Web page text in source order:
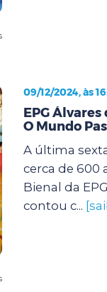
09/12/2024, às
EPG
O Mundo
A última
cerca de 600
Bienal da
contou c...